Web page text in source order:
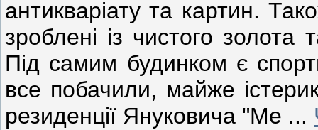
антикваріату та картин.
зроблені із чистого
Під самим будинком є
все побачили, майже
резиденції Януковича "Ме ...